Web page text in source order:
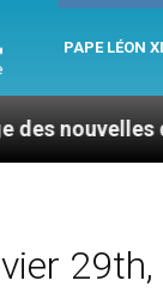
PAPE LÉON
de Mgr